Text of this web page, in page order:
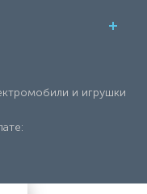
и игрушки